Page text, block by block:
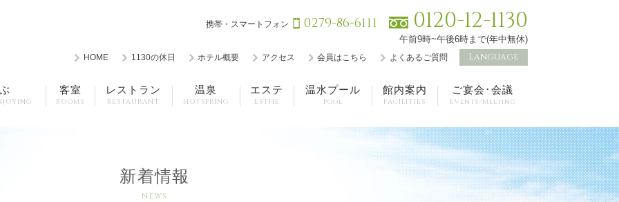
携帯・スマートフォン 0279-86-6111 0120-12-1130
午前9時~午後6時まで(年中無休)
HOME 1130の休日 ホテル概要 アクセス 会員はこちら よくあるご質問 Language
客室
ROOMS
レストラン
RESTAURANT
温泉
HOTSPRING
エステ
ESTHE
温水プール
Pool
館内案内
FACILITIES
ご宴会･会議
Events/Meeting
新着情報
NEWS